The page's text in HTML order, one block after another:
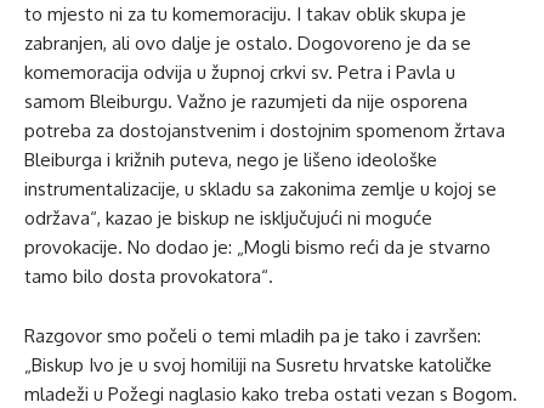
to mjesto ni za tu komemoraciju. I takav oblik skupa je
zabranjen, ali ovo dalje je ostalo. Dogovoreno je da se
komemoracija odvija u župnoj crkvi sv. Petra i Pavla u
samom Bleiburgu. Važno je razumjeti da nije osporena
potreba za dostojanstvenim i dostojnim spomenom žrtava
Bleiburga i križnih puteva, nego je lišeno ideološke
instrumentalizacije, u skladu sa zakonima zemlje u kojoj se
održava“, kazao je biskup ne isključujući ni moguće
provokacije. No dodao je: „Mogli bismo reći da je stvarno
tamo bilo dosta provokatora“.
Razgovor smo počeli o temi mladih pa je tako i završen:
„Biskup Ivo je u svoj homiliji na Susretu hrvatske katoličke
mladeži u Požegi naglasio kako treba ostati vezan s Bogom.